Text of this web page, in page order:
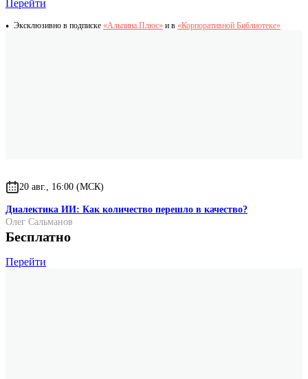
Перейти
Эксклюзивно в подписке «Альпина.Плюс» и в «Корпоративной Библиотеке»
20 авг., 16:00 (МСК)
Диалектика ИИ: Как количество перешло в качество?
Олег Сальманов
Бесплатно
Перейти